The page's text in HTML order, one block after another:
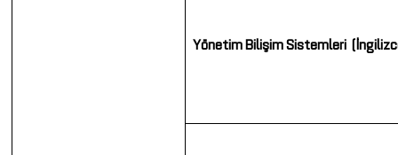
Yönetim BilişimSistemleri